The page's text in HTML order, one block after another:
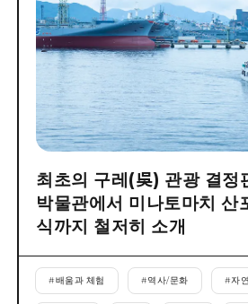
최초의 구레(吳) 관광 결정
박물관에서 미나토마치 산
식까지 철저히 소개
#배움과 체험 #역사/문화 #자연